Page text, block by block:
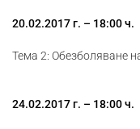
20.02.2017 г. – 18:00 ч.
Тема 2: Обезболяване
24.02.2017 г. – 18:00 ч.